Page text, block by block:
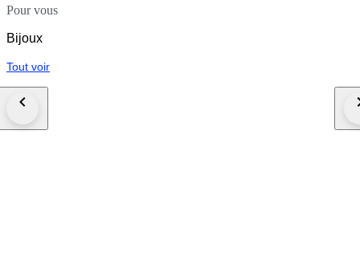
Pour vous
Bijoux
Tout voir